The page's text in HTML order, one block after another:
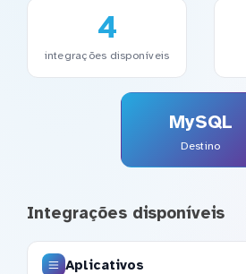
4
integrações disponíveis
MySQL
Destino
Integrações disponíveis
Aplicativos